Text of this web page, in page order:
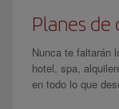
Planes de
Nunca te faltarán
hotel, spa,
en todo lo que